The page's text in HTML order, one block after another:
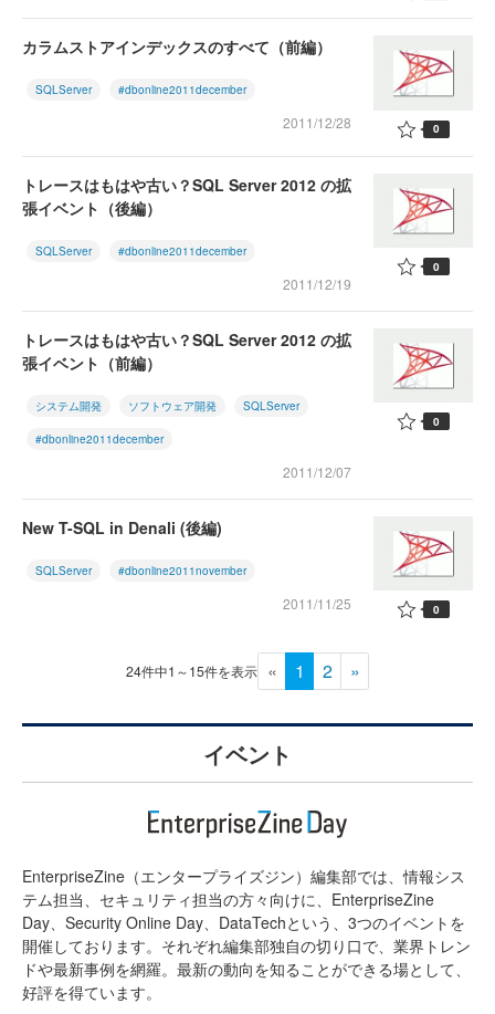
カラムストアインデックスのすべて（前編）
SQLServer #dbonline2011december
2011/12/28 0
トレースはもはや古い？SQL Server 2012 の拡
張イベント（後編）
SQLServer #dbonline2011december
2011/12/19
0
トレースはもはや古い？SQL Server 2012 の拡
張イベント（前編）
システム開発 ソフトウェア開発 SQLServer
#dbonline2011december
2011/12/07
0
New T-SQL in Denali (後編)
SQLServer #dbonline2011november
2011/11/25 0
24件中1～15件を表示 « 1 2 »
イベント
EnterpriseZine（エンタープライズジン）編集部では、情報シス
テム担当、セキュリティ担当の方々向けに、EnterpriseZine
Day、Security Online Day、DataTechという、3つのイベントを
開催しております。それぞれ編集部独自の切り口で、業界トレン
ドや最新事例を網羅。最新の動向を知ることができる場として、
好評を得ています。